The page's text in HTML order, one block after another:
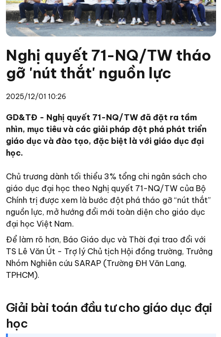
Nghị quyết 71-NQ/TW tháo
gỡ 'nút thắt' nguồn lực
2025/12/01 10:26
GD&TĐ - Nghị quyết 71-NQ/TW đã đặt ra tầm
nhìn, mục tiêu và các giải pháp đột phá phát triển
giáo dục và đào tạo, đặc biệt là với giáo dục đại
học.
Chủ trương dành tối thiểu 3% tổng chi ngân sách cho
giáo dục đại học theo Nghị quyết 71-NQ/TW của Bộ
Chính trị được xem là bước đột phá tháo gỡ “nút thắt”
nguồn lực, mở hướng đổi mới toàn diện cho giáo dục
đại học Việt Nam.
Để làm rõ hơn, Báo Giáo dục và Thời đại trao đổi với
TS Lê Văn Út - Trợ lý Chủ tịch Hội đồng trường, Trưởng
Nhóm Nghiên cứu SARAP (Trường ĐH Văn Lang,
TPHCM).
Giải bài toán đầu tư cho giáo dục đại
học